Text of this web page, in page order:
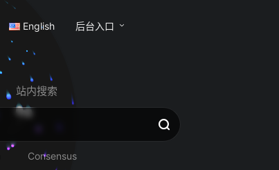
English 后台入口
站内搜索
Consensus